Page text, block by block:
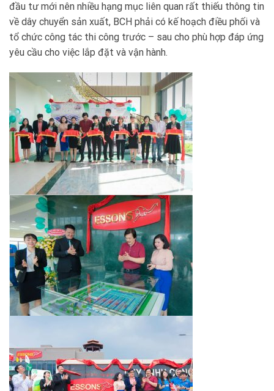
đầu tư mới nên nhiều hạng mục liên quan rất thiếu thông tin
về dây chuyển sản xuất, BCH phải có kế hoạch điều phối và
tổ chức công tác thi công trước – sau cho phù hợp đáp ứng
yêu cầu cho việc lắp đặt và vận hành.